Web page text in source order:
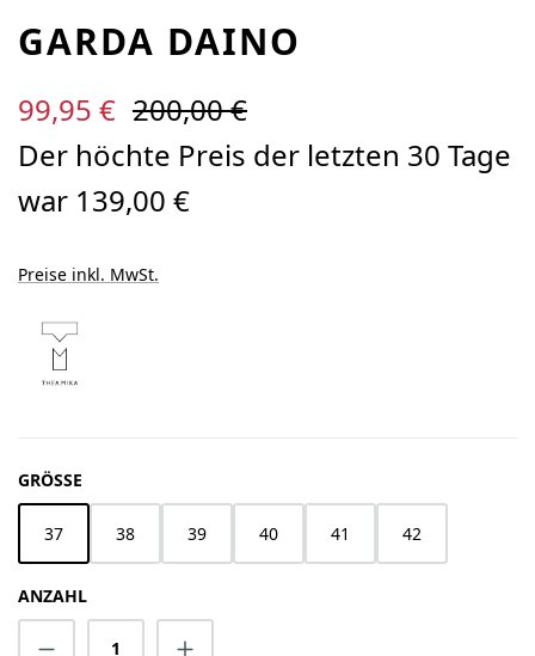
GARDA DAINO
Verkaufspreis:
99,95 € Regulärer Preis:
200,00 €
Der höchte Preis der letzten 30 Tage
war 139,00 €
Preise inkl. MwSt.
GRÖSSE
37 38 39 40 41 42
ANZAHL
Produkt Anzahl: Gib den gewünschten